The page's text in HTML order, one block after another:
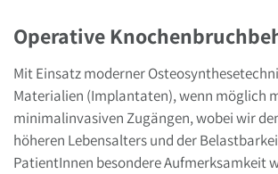
Operative
Mit Einsatz moderner
Materialien (Implantaten), wenn möglich
minimalinvasiven Zugängen, wobei wir
höheren Lebensalters und der
PatientInnen besondere Aufmerksamkeit